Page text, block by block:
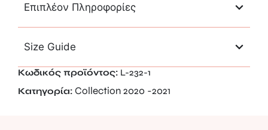
Επιπλέον Πληροφορίες
Size Guide
Κωδικός προϊόντος: L-232-1
Κατηγορία: Collection 2020 -2021